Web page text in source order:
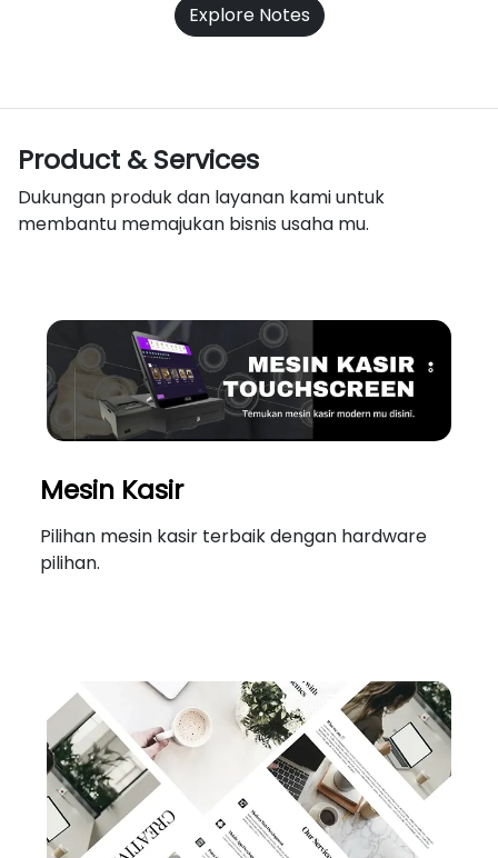
Explore Notes
Product & Services
Dukungan produk dan layanan kami untuk
membantu memajukan bisnis usaha mu.
Mesin Kasir
Pilihan mesin kasir terbaik dengan hardware
pilihan.